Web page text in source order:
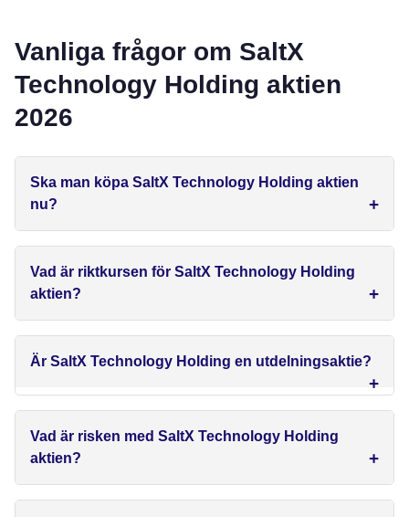
Vanliga frågor om SaltX
Technology Holding aktien
2026
Ska man köpa SaltX Technology Holding aktien
nu?
Vad är riktkursen för SaltX Technology Holding
aktien?
Är SaltX Technology Holding en utdelningsaktie?
Vad är risken med SaltX Technology Holding
aktien?